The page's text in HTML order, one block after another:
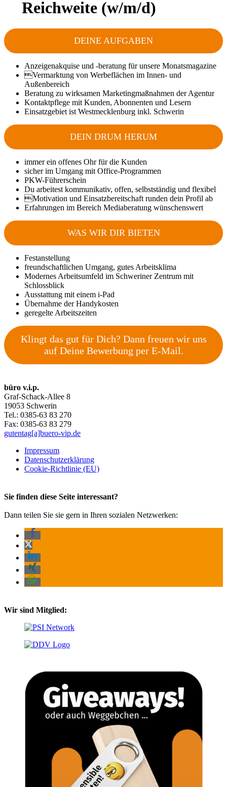
Reichweite (w/m/d)
DEINE AUFGABEN
Anzeigenakquise und -beratung für unsere Monatsmagazine
Vermarktung von Werbeflächen im Innen- und
Außenbereich
Beratung zu wirksamen Marketingmaßnahmen der Agentur
Kontaktpflege mit Kunden, Abonnenten und Lesern
Einsatzgebiet ist Westmecklenburg inkl. Schwerin
DEIN DRUM HERUM
immer ein offenes Ohr für die Kunden
sicher im Umgang mit Office-Programmen
PKW-Führerschein
Du arbeitest kommunikativ, offen, selbstständig und flexibel
Motivation und Einsatzbereitschaft runden dein Profil ab
Erfahrungen im Bereich Mediaberatung wünschenswert
WAS WIR DIR BIETEN
Festanstellung
freundschaftlichen Umgang, gutes Arbeitsklima
Modernes Arbeitsumfeld im Schweriner Zentrum mit
Schlossblick
Ausstattung mit einem i-Pad
Übernahme der Handykosten
geregelte Arbeitszeiten
Klingt das gut für Dich? Dann freuen wir uns
auf Deine Bewerbung per E-Mail.
büro v.i.p.
Graf-Schack-Allee 8
19053 Schwerin
Tel.: 0385-63 83 270
Fax: 0385-63 83 279
gutentag[a]buero-vip.de
Impressum
Datenschutz­erklärung
Cookie-Richtlinie (EU)
Sie finden diese Seite interessant?
Dann teilen Sie sie gern in Ihren sozialen Netzwerken:
Wir sind Mitglied: